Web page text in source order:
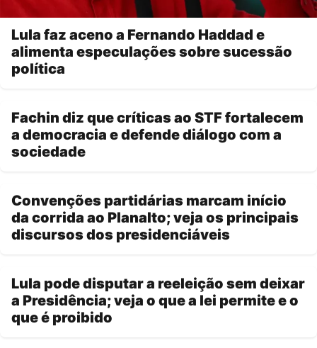
Lula faz aceno a Fernando Haddad e
alimenta especulações sobre sucessão
política
Fachin diz que críticas ao STF fortalecem
a democracia e defende diálogo com a
sociedade
Convenções partidárias marcam início
da corrida ao Planalto; veja os principais
discursos dos presidenciáveis
Lula pode disputar a reeleição sem deixar
a Presidência; veja o que a lei permite e o
que é proibido